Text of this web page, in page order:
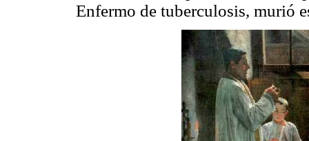
Enfermo de tuberculosis, murió